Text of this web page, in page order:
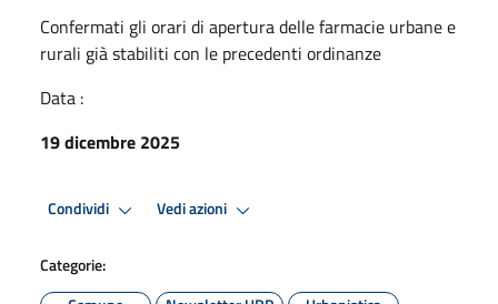
Confermati gli orari di apertura delle farmacie urbane e
rurali già stabiliti con le precedenti ordinanze
Data :
19 dicembre 2025
Condividi Vedi azioni
Categorie: